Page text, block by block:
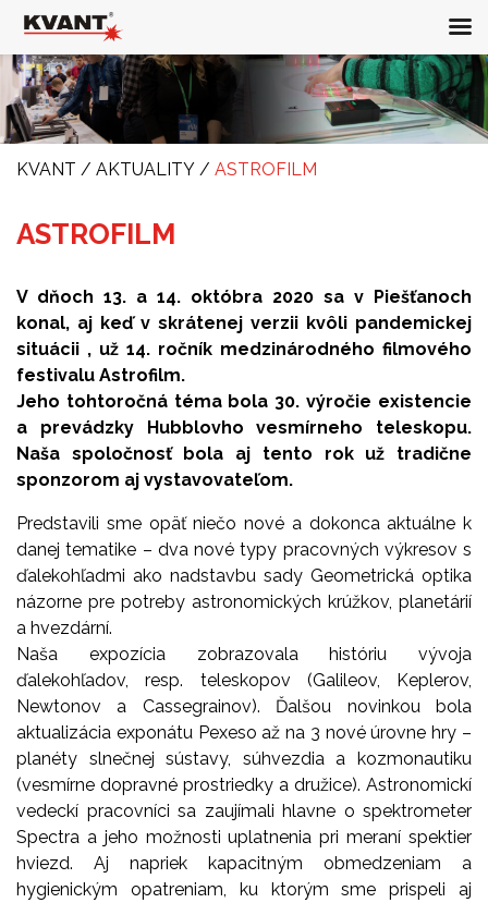
KVANT / AKTUALITY / ASTROFILM
ASTROFILM
V dňoch 13. a 14. októbra 2020 sa v Piešťanoch
konal, aj keď v skrátenej verzii kvôli pandemickej
situácii , už 14. ročník medzinárodného filmového
festivalu Astrofilm.
Jeho tohtoročná téma bola 30. výročie existencie
a prevádzky Hubblovho vesmírneho teleskopu.
Naša spoločnosť bola aj tento rok už tradične
sponzorom aj vystavovateľom.
Predstavili sme opäť niečo nové a dokonca aktuálne k
danej tematike – dva nové typy pracovných výkresov s
ďalekohľadmi ako nadstavbu sady Geometrická optika
názorne pre potreby astronomických krúžkov, planetárií
a hvezdární.
Naša expozícia zobrazovala históriu vývoja
ďalekohľadov, resp. teleskopov (Galileov, Keplerov,
Newtonov a Cassegrainov). Ďalšou novinkou bola
aktualizácia exponátu Pexeso až na 3 nové úrovne hry –
planéty slnečnej sústavy, súhvezdia a kozmonautiku
(vesmírne dopravné prostriedky a družice). Astronomickí
vedeckí pracovníci sa zaujímali hlavne o spektrometer
Spectra a jeho možnosti uplatnenia pri meraní spektier
hviezd. Aj napriek kapacitným obmedzeniam a
hygienickým opatreniam, ku ktorým sme prispeli aj